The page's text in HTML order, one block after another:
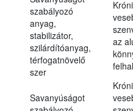
szabályozó
anyag,
stabilizátor,
szilárdítóanyag,
térfogatnövelő
szer
az
Savanyúságot